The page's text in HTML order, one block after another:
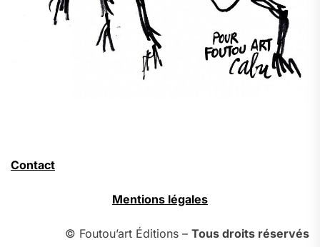
Contact
Mentions légales
© Foutou’art Éditions – Tous droits réservés